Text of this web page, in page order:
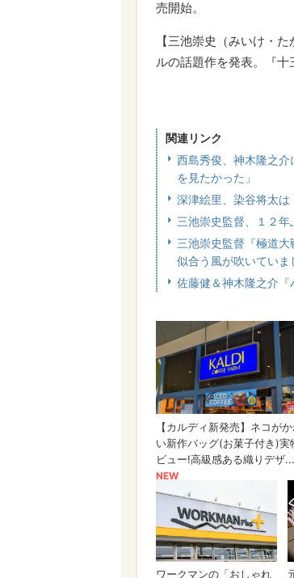
売開始。
【三池崇史（みいけ・
ルの話題作を発表。『十
関連リンク
西島秀俊、神木隆之
を見たかった」
深津絵里、染谷将太
三池崇史監督、１２
三池崇史監督『極道
似合う風が吹いていま
佐藤健＆神木隆之介